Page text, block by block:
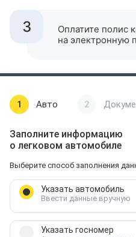
3
Оплатите полис
на электронную
1 Авто 2
Заполните информацию
о легковом автомобиле
Выберите способ заполнения
Указать автомобиль
Ввести данные вручную
Указать госномер